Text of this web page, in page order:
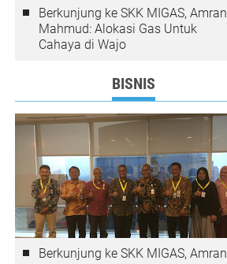
Berkunjung ke SKK MIGAS, Amran
Mahmud: Alokasi Gas Untuk
Cahaya di Wajo
BISNIS
Berkunjung ke SKK MIGAS, Amran